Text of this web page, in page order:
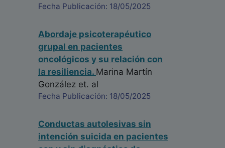
Fecha Publicación: 18/05/2025
Abordaje psicoterapéutico
grupal en pacientes
oncológicos y su relación con
la resiliencia. Marina Martín
González et. al
Fecha Publicación: 18/05/2025
Conductas autolesivas sin
intención suicida en pacientes